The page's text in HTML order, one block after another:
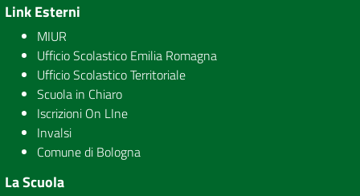
Link Esterni
MIUR
Ufficio Scolastico Emilia Romagna
Ufficio Scolastico Territoriale
Scuola in Chiaro
Iscrizioni On LIne
Invalsi
Comune di Bologna
La Scuola